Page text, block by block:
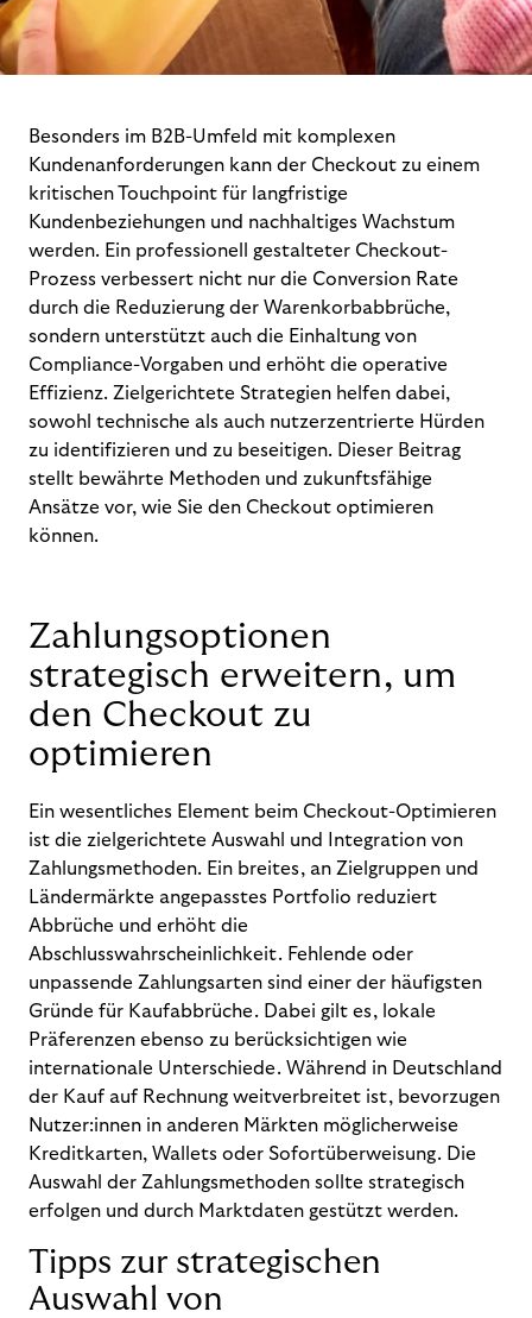
Besonders im B2B-Umfeld mit komplexen
Kundenanforderungen kann der Checkout zu einem
kritischen Touchpoint für langfristige
Kundenbeziehungen und nachhaltiges Wachstum
werden. Ein professionell gestalteter Checkout-
Prozess verbessert nicht nur die Conversion Rate
durch die Reduzierung der Warenkorbabbrüche,
sondern unterstützt auch die Einhaltung von
Compliance-Vorgaben und erhöht die operative
Effizienz. Zielgerichtete Strategien helfen dabei,
sowohl technische als auch nutzerzentrierte Hürden
zu identifizieren und zu beseitigen. Dieser Beitrag
stellt bewährte Methoden und zukunftsfähige
Ansätze vor, wie Sie den Checkout optimieren
können.
Zahlungsoptionen
strategisch erweitern, um
den Checkout zu
optimieren
Ein wesentliches Element beim Checkout-Optimieren
ist die zielgerichtete Auswahl und Integration von
Zahlungsmethoden. Ein breites, an Zielgruppen und
Ländermärkte angepasstes Portfolio reduziert
Abbrüche und erhöht die
Abschlusswahrscheinlichkeit. Fehlende oder
unpassende Zahlungsarten sind einer der häufigsten
Gründe für Kaufabbrüche. Dabei gilt es, lokale
Präferenzen ebenso zu berücksichtigen wie
internationale Unterschiede. Während in Deutschland
der Kauf auf Rechnung weitverbreitet ist, bevorzugen
Nutzer:innen in anderen Märkten möglicherweise
Kreditkarten, Wallets oder Sofortüberweisung. Die
Auswahl der Zahlungsmethoden sollte strategisch
erfolgen und durch Marktdaten gestützt werden.
Tipps zur strategischen
Auswahl von